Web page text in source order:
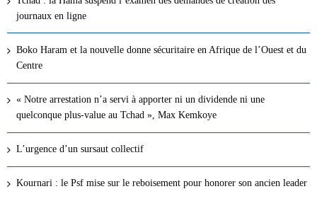
i
o
n
d
e
s
a
r
t
i
c
journaux en ligne
Boko Haram et la nouvelle donne sécuritaire en Afrique de l’Ouest et du
Centre
« Notre arrestation n’a servi à apporter ni un dividende ni une
quelconque plus-value au Tchad », Max Kemkoye
L’urgence d’un sursaut collectif
Kournari : le Psf mise sur le reboisement pour honorer son ancien leader